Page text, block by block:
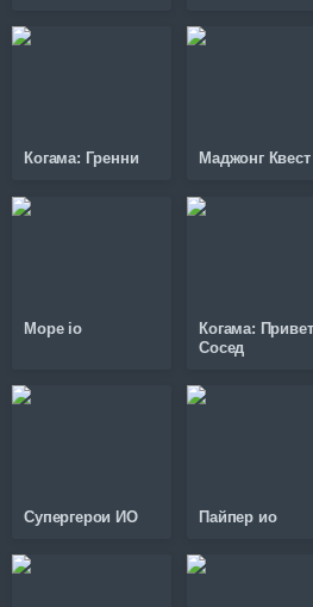
Когама: Гренни Маджонг Квест
Mope io
Когама: Привет
Сосед
Супергерои ИО Пайпер ио